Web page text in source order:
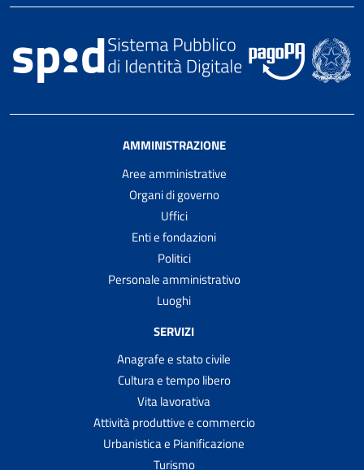
AMMINISTRAZIONE
Aree amministrative
Organi di governo
Uffici
Enti e fondazioni
Politici
Personale amministrativo
Luoghi
SERVIZI
Anagrafe e stato civile
Cultura e tempo libero
Vita lavorativa
Attività produttive e commercio
Urbanistica e Pianificazione
Turismo